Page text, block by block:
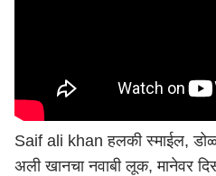
Saif ali khan हलकी स्माईल,
अली खानचा नवाबी लूक, मानेवर